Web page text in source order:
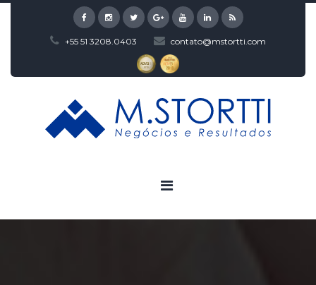
+55 51 3208.0403 contato@mstortti.com